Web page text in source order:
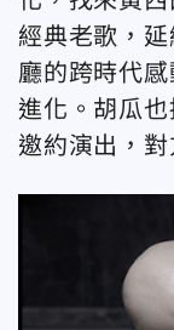
經典老歌，
廳的跨時代
進化。胡瓜
邀約演出，對